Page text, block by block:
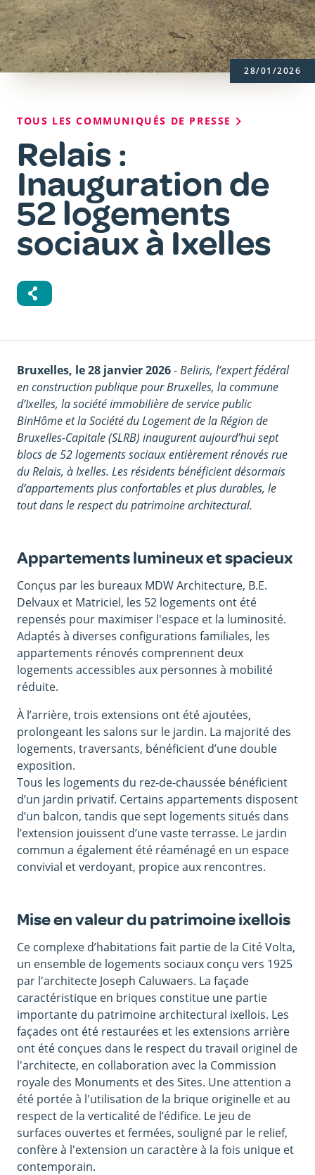
Fil
d'Ariane
TOUS LES COMMUNIQUÉS DE PRESSE
Relais :
Inauguration de
52 logements
sociaux à Ixelles
28/01/2026
Corps
du
texte
Bruxelles, le 28 janvier 2026-Beliris, l’expert fédéral
en construction publique pour Bruxelles, la commune
d’Ixelles, la société immobilière de service public
BinHôme et la Société du Logement de la Région de
Bruxelles-Capitale (SLRB) inaugurent aujourd’hui sept
blocs de 52 logements sociaux entièrement rénovés rue
du Relais, à Ixelles. Les résidents bénéficient désormais
d’appartements plus confortables et plus durables, le
tout dans le respect du patrimoine architectural.
Appartements lumineux et spacieux
Conçus par les bureaux MDW Architecture, B.E.
Delvaux et Matriciel, les 52 logements ont été
repensés pour maximiser l'espace et la luminosité.
Adaptés à diverses configurations familiales, les
appartements rénovés comprennent deux
logements accessibles aux personnes à mobilité
réduite.
À l’arrière, trois extensions ont été ajoutées,
prolongeant les salons sur le jardin. La majorité des
logements, traversants, bénéficient d’une double
exposition.
Tous les logements du rez-de-chaussée bénéficient
d’un jardin privatif. Certains appartements disposent
d’un balcon, tandis que sept logements situés dans
l’extension jouissent d’une vaste terrasse. Le jardin
commun a également été réaménagé en un espace
convivial et verdoyant, propice aux rencontres.
Mise en valeur du patrimoine ixellois
Ce complexe d’habitations fait partie de la Cité Volta,
un ensemble de logements sociaux conçu vers 1925
par l'architecte Joseph Caluwaers. La façade
caractéristique en briques constitue une partie
importante du patrimoine architectural ixellois. Les
façades ont été restaurées et les extensions arrière
ont été conçues dans le respect du travail originel de
l'architecte, en collaboration avec la Commission
royale des Monuments et des Sites. Une attention a
été portée à l'utilisation de la brique originelle et au
respect de la verticalité de l’édifice. Le jeu de
surfaces ouvertes et fermées, souligné par le relief,
confère à l'extension un caractère à la fois unique et
contemporain.